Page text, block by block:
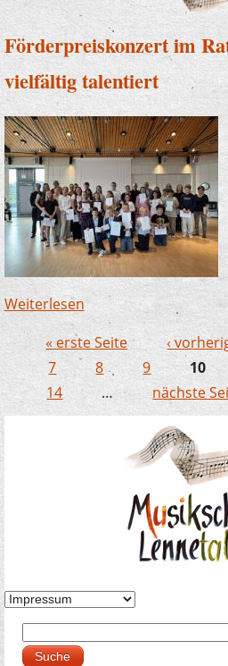
Förderpreiskonzert im
vielfältig talentiert
Weiterlesen über
Finnentrop -
Seiten
« erste Seite ‹
7
8 9 10
14
… nächste
Suchformular